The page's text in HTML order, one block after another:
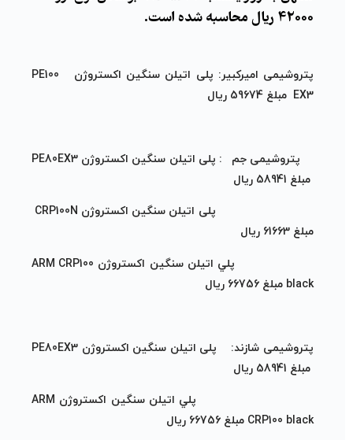
42000 ريال محاسبه شده است.
پتروشیمی امیرکبیر: پلی اتیلن سنگین اکستروژن
PE100
EX3 مبلغ 59674 ریال
پتروشیمی جم :
پلی اتیلن سنگین اکستروژن PE80EX3
مبلغ 58941 ریال
مبلغ 61663 ریال
پلي اتيلن سنگين اكستروژن ARM CRP100
black مبلغ 66756 ریال
پتروشیمی شازند:
پلی اتیلن سنگین اکستروژن PE80EX3
مبلغ 58941 ریال
پلي اتيلن سنگين اكستروژن ARM
CRP100 black مبلغ 66756 ریال